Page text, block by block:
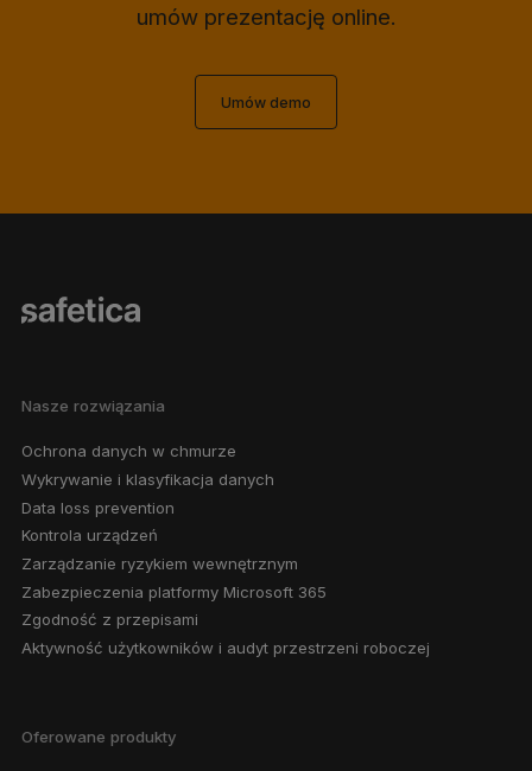
umów prezentację online.
Umów demo
Nasze rozwiązania
Ochrona danych w chmurze
Wykrywanie i klasyfikacja danych
Data loss prevention
Kontrola urządzeń
Zarządzanie ryzykiem wewnętrznym
Zabezpieczenia platformy Microsoft 365
Zgodność z przepisami
Aktywność użytkowników i audyt przestrzeni roboczej
Oferowane produkty